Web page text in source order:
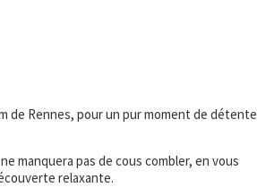
de Rennes, pour un pur moment de détente
manquera pas de cous combler, en vous
relaxante.